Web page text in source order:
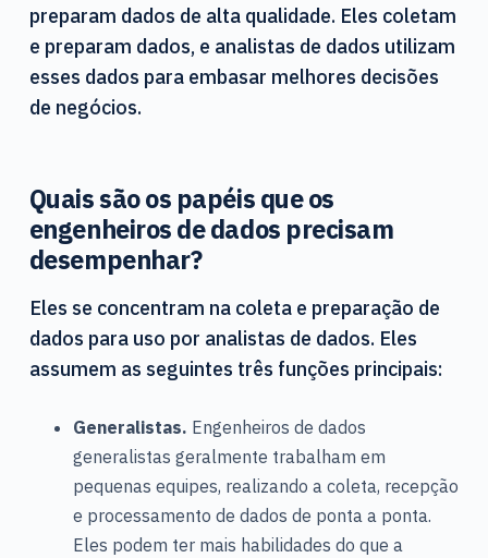
preparam dados de alta qualidade. Eles coletam
e preparam dados, e analistas de dados utilizam
esses dados para embasar melhores decisões
de negócios.
Quais são os papéis que os
engenheiros de dados precisam
desempenhar?
Eles se concentram na coleta e preparação de
dados para uso por analistas de dados. Eles
assumem as seguintes três funções principais:
Generalistas. Engenheiros de dados
generalistas geralmente trabalham em
pequenas equipes, realizando a coleta, recepção
e processamento de dados de ponta a ponta.
Eles podem ter mais habilidades do que a